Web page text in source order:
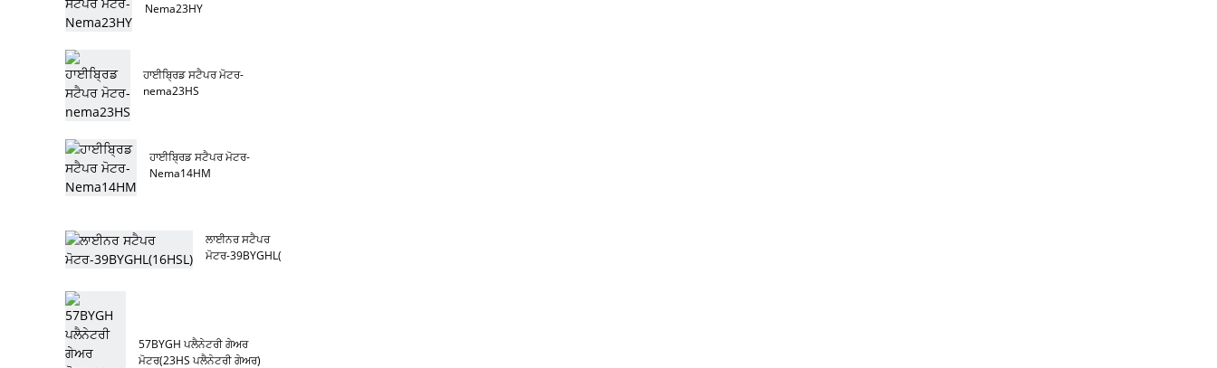
Nema23HY
ਹਾਈਬ੍ਰਿਡ ਸਟੈਪਰ ਮੋਟਰ-
nema23HS
ਹਾਈਬ੍ਰਿਡ ਸਟੈਪਰ ਮੋਟਰ-
Nema14HM
ਲਾਈਨਰ ਸਟੈਪਰ
ਮੋਟਰ-39BYGHL(16HSL)
57BYGH ਪਲੈਨੇਟਰੀ ਗੇਅਰ
ਮੋਟਰ(23HS ਪਲੈਨੇਟਰੀ ਗੇਅਰ)